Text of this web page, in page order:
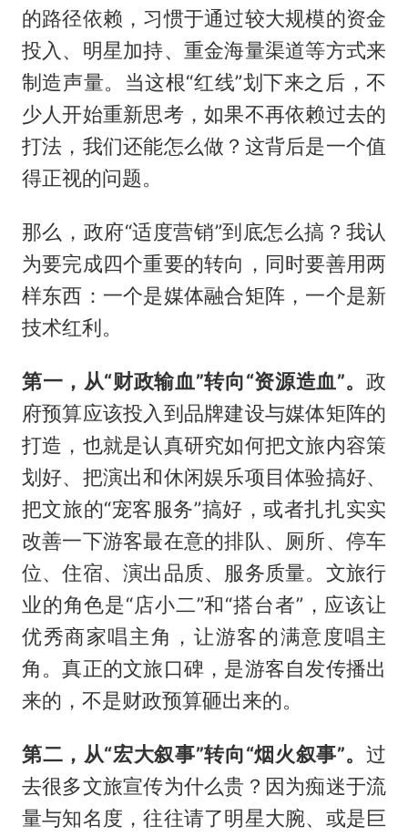
的路径依赖，习惯于通过较大规模的资金
投入、明星加持、重金海量渠道等方式来
制造声量。当这根“红线”划下来之后，不
少人开始重新思考，如果不再依赖过去的
打法，我们还能怎么做？这背后是一个值
得正视的问题。
那么，政府“适度营销”到底怎么搞？我认
为要完成四个重要的转向，同时要善用两
样东西：一个是媒体融合矩阵，一个是新
技术红利。
第一，从“财政输血”转向“资源造血”。政
府预算应该投入到品牌建设与媒体矩阵的
打造，也就是认真研究如何把文旅内容策
划好、把演出和休闲娱乐项目体验搞好、
把文旅的“宠客服务”搞好，或者扎扎实实
改善一下游客最在意的排队、厕所、停车
位、住宿、演出品质、服务质量。文旅行
业的角色是“店小二”和“搭台者”，应该让
优秀商家唱主角，让游客的满意度唱主
角。真正的文旅口碑，是游客自发传播出
来的，不是财政预算砸出来的。
第二，从“宏大叙事”转向“烟火叙事”。过
去很多文旅宣传为什么贵？因为痴迷于流
量与知名度，往往请了明星大腕、或是巨